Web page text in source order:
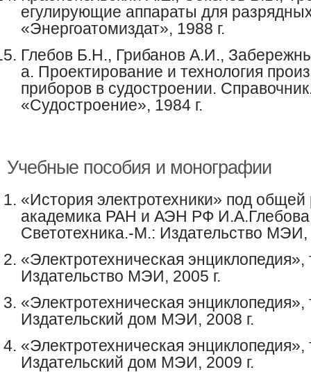
егулирующие аппараты для
«Энергоатомиздат», 1988 г.
Глебов Б.Н., Грибанов А.И.,
а. Проектирование и технология
приборов в судостроении.
«Судостроение», 1984 г.
Учебные пособия и монографии
«История электротехники» под общей
академика РАН и АЭН РФ
Светотехника.-М.: Издательство МЭИ,
«Электротехническая
Издательство МЭИ, 2005 г.
«Электротехническая
Издательский дом МЭИ, 2008 г.
«Электротехническая
Издательский дом МЭИ, 2009 г.